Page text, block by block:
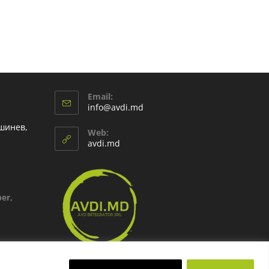
Email:
info@avdi.md
Web:
avdi.md